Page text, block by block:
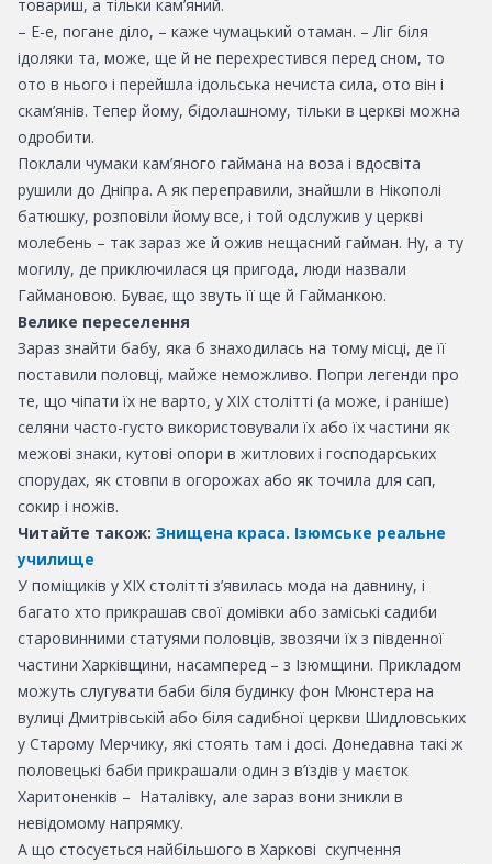
товариш, а тільки кам’яний.
– Е-е, погане діло, – каже чумацький отаман. – Ліг біля
ідоляки та, може, ще й не перехрестився перед сном, то
ото в нього і перейшла ідольська нечиста сила, ото він і
скам’янів. Тепер йому, бідолашному, тільки в церкві можна
одробити.
Поклали чумаки кам’яного гаймана на воза і вдосвіта
рушили до Дніпра. А як переправили, знайшли в Нікополі
батюшку, розповіли йому все, і той одслужив у церкві
молебень – так зараз же й ожив нещасний гайман. Ну, а ту
могилу, де приключилася ця пригода, люди назвали
Гаймановою. Буває, що звуть її ще й Гайманкою.
Велике переселення
Зараз знайти бабу, яка б знаходилась на тому місці, де її
поставили половці, майже неможливо. Попри легенди про
те, що чіпати їх не варто, у ХIX столітті (а може, і раніше)
селяни часто-густо використовували їх або їх частини як
межові знаки, кутові опори в житлових і господарських
спорудах, як стовпи в огорожах або як точила для сап,
сокир і ножів.
Читайте також: Знищена краса. Ізюмське реальне
училище
У поміщиків у ХIX столітті з’явилась мода на давнину, і
багато хто прикрашав свої домівки або заміські садиби
старовинними статуями половців, звозячи їх з південної
частини Харківщини, насамперед – з Ізюмщини. Прикладом
можуть слугувати баби біля будинку фон Мюнстера на
вулиці Дмитрівській або біля садибної церкви Шидловських
у Старому Мерчику, які стоять там і досі. Донедавна такі ж
половецькі баби прикрашали один з в’їздів у маєток
Харитоненків – Наталівку, але зараз вони зникли в
невідомому напрямку.
А що стосується найбільшого в Харкові скупчення